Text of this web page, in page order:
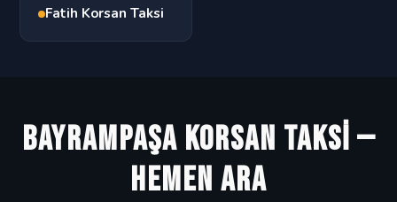
Fatih Korsan Taksi
BAYRAMPAŞA KORSAN TAKSİ —
HEMEN ARA